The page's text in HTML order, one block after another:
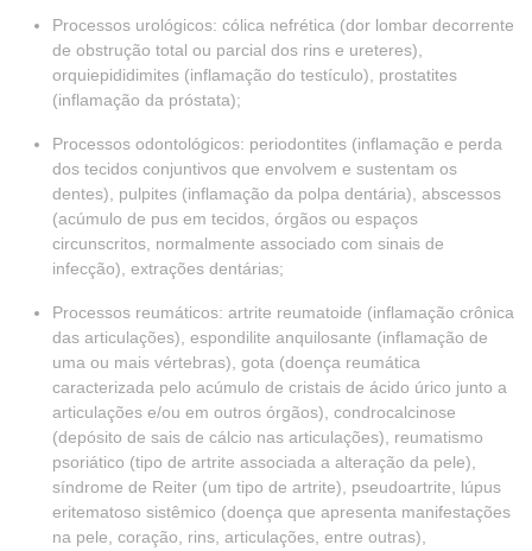
Processos urológicos: cólica nefrética (dor lombar decorrente
de obstrução total ou parcial dos rins e ureteres),
orquiepididimites (inflamação do testículo), prostatites
(inflamação da próstata);
Processos odontológicos: periodontites (inflamação e perda
dos tecidos conjuntivos que envolvem e sustentam os
dentes), pulpites (inflamação da polpa dentária), abscessos
(acúmulo de pus em tecidos, órgãos ou espaços
circunscritos, normalmente associado com sinais de
infecção), extrações dentárias;
Processos reumáticos: artrite reumatoide (inflamação crônica
das articulações), espondilite anquilosante (inflamação de
uma ou mais vértebras), gota (doença reumática
caracterizada pelo acúmulo de cristais de ácido úrico junto a
articulações e/ou em outros órgãos), condrocalcinose
(depósito de sais de cálcio nas articulações), reumatismo
psoriático (tipo de artrite associada a alteração da pele),
síndrome de Reiter (um tipo de artrite), pseudoartrite, lúpus
eritematoso sistêmico (doença que apresenta manifestações
na pele, coração, rins, articulações, entre outras),